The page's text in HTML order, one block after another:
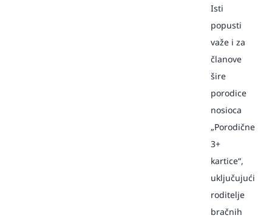
Isti
popusti
važe i za
članove
šire
porodice
nosioca
„Porodične
3+
kartice“,
uključujući
roditelje
bračnih